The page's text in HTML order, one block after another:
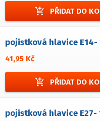
add_shopping_cart PŘIDAT DO
pojistková hlavice E14-
41,95 Kč
add_shopping_cart PŘIDAT DO
pojistková hlavice E27-